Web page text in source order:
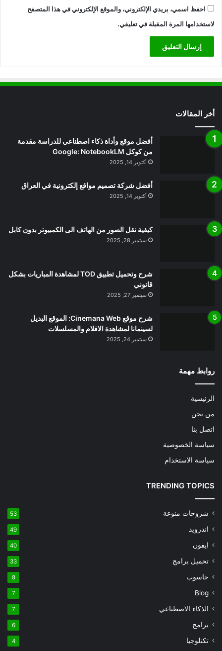
احفظ اسمي، بريدي الإلكتروني، والموقع الإلكتروني في هذا المتصفح
لاستخدامها المرة المقبلة في تعليقي.
أخر المقالات
أفضل موقع وأداة ذكاء اصطناعي للدراسة مقدمة
من كوكل Google: NotebookLM
أكتوبر 14, 2025
أفضل شركة تصميم مواقع إلكترونية في العراق
أكتوبر 14, 2025
كيفية نقل الصور من الهاتف الى الكمبيوتر بدون كابل
سبتمبر 28, 2025
شرح وتحميل تطبيق TOD لمشاهدة المباريات بشكل
قانوني
سبتمبر 27, 2025
شرح موقع Cinemana Web: الموقع البديل
لسينمانا لمشاهدة الافلام والمسلسلات
سبتمبر 24, 2025
روابط مهمة
الرئيسية
من نحن
اتصل بنا
سياسة الخصوصية
سياسة الاستخدام
TRENDING TOPICS
شروحات منوعة 53
اندرويد 49
ايفون 40
تحميل برامج 33
حاسوب 8
Blog
7
الذكاء الاصطناعي 7
برامج 6
تكنلوجيا 4